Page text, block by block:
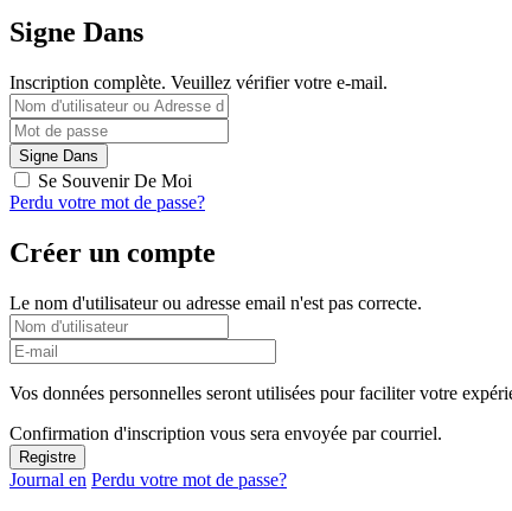
Signe Dans
Inscription complète. Veuillez vérifier votre e-mail.
Se Souvenir De Moi
Perdu votre mot de passe?
Créer un compte
Le nom d'utilisateur ou adresse email n'est pas correcte.
Vos données personnelles seront utilisées pour faciliter votre
Confirmation d'inscription vous sera envoyée par courriel.
Journal en Perdu votre mot de passe?